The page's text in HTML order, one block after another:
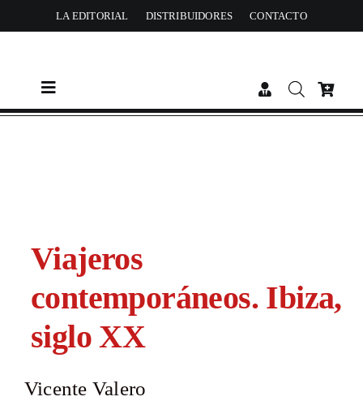
to
LA EDITORIAL DISTRIBUIDORES CONTACTO
Toggle
Navigation
PREMIOS
Viajeros
contemporáneos. Ibiza,
siglo XX
Vicente Valero